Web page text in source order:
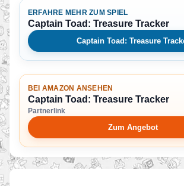
ERFAHRE MEHR ZUM SPIEL
Captain Toad: Treasure Tracker
Captain Toad: Treasure
BEI AMAZON ANSEHEN
Captain Toad: Treasure Tracker
Partnerlink
Zum Angebot